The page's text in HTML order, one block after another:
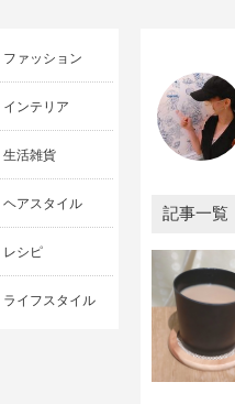
ファッション
インテリア
生活雑貨
ヘアスタイル
レシピ
ライフスタイル
記事一覧